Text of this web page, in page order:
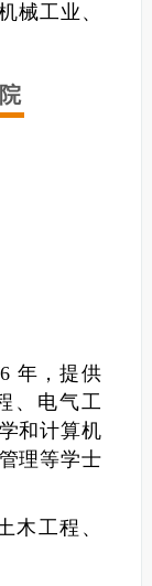
械工业、
年，提供
、电气工
和计算机
理等学士
木工程、